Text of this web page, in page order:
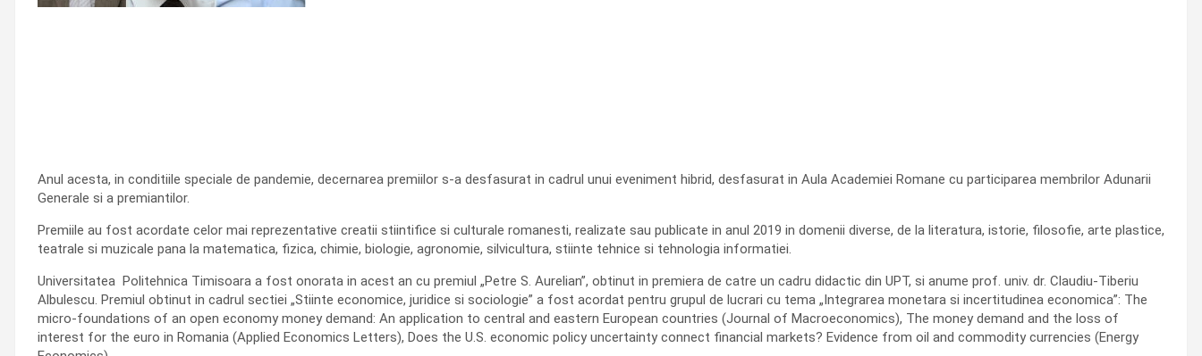
Anul acesta, in conditiile speciale de pandemie, decernarea premiilor s-a desfasurat in cadrul unui eveniment hibrid, desfasurat in Aula Academiei Romane cu participarea membrilor Adunarii
Generale si a premiantilor.
Premiile au fost acordate celor mai reprezentative creatii stiintifice si culturale romanesti, realizate sau publicate in anul 2019 in domenii diverse, de la literatura, istorie, filosofie, arte plastice,
teatrale si muzicale pana la matematica, fizica, chimie, biologie, agronomie, silvicultura, stiinte tehnice si tehnologia informatiei.
Universitatea Politehnica Timisoara a fost onorata in acest an cu premiul „Petre S. Aurelian”, obtinut in premiera de catre un cadru didactic din UPT, si anume prof. univ. dr. Claudiu-Tiberiu
Albulescu. Premiul obtinut in cadrul sectiei „Stiinte economice, juridice si sociologie” a fost acordat pentru grupul de lucrari cu tema „Integrarea monetara si incertitudinea economica”: The
micro-foundations of an open economy money demand: An application to central and eastern European countries (Journal of Macroeconomics), The money demand and the loss of
interest for the euro in Romania (Applied Economics Letters), Does the U.S. economic policy uncertainty connect financial markets? Evidence from oil and commodity currencies (Energy